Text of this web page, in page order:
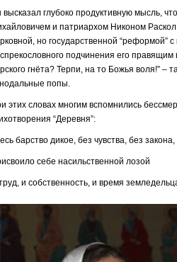
высказал глубоко продуктивную мысль,
и патриархом Никоном
но государственной “реформой”
подчинения его
гнёта? Терпи, на то Божья воля!” –
попы.
этих словах многим вспомнились
“Деревня”:
барство дикое, без чувства, без закона,
себе насильственной лозой
и собственность, и время